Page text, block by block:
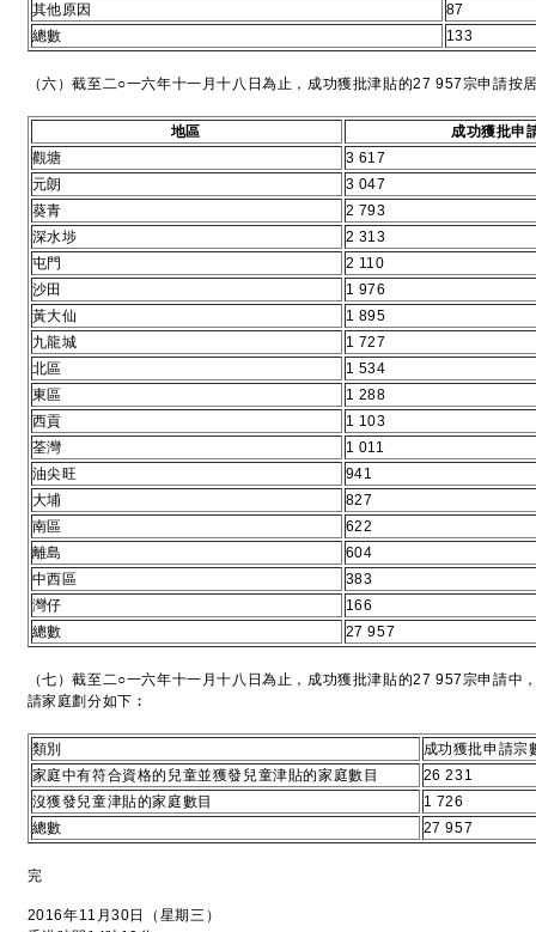
其他原因
87
總數
133
（六）截至二○一六年十一月十八日為止，成功獲批津貼的27 957宗申請按
地區
成功獲批申
觀塘
3 617
元朗
3 047
葵青
2 793
深水埗
2 313
屯門
2 110
沙田
1 976
黃大仙
1 895
九龍城
1 727
北區
1 534
東區
1 288
西貢
1 103
荃灣
1 011
油尖旺
941
大埔
827
南區
622
離島
604
中西區
383
灣仔
166
總數
27 957
（七）截至二○一六年十一月十八日為止，成功獲批津貼的27 957宗申請中
請家庭劃分如下︰
類別
成功獲批申請宗
家庭中有符合資格的兒童並獲發兒童津貼的家庭數目
26 231
沒獲發兒童津貼的家庭數目
1 726
總數
27 957
完
2016年11月30日（星期三）